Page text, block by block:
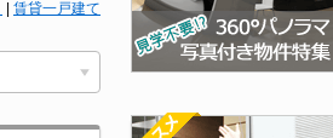
賃貸一戸建て